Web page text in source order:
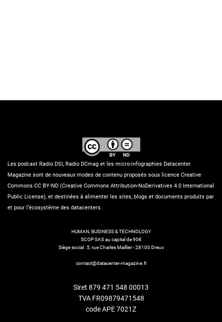
Les podcast Radio DSI, Radio DCmag et les micro-infographies Datacenter
Magazine sont de nouveaux modes de contenu proposés sous licence Creative
Commons CC BY-ND (Creative Commons Attribution-NoDerivatives 4.0 International
Public License), et destinées à alimenter les sites, blogs et documents produits par
et pour l’écosystème des datacenters.
HUMAN, BUSINESS & TECHNOLOGY
SCOP SAS au capital de 90€
Siège social : 5, rue Charles Maillier - 28100 Dreux
contact@datacenter-magazine.fr
Siret 879 471 548 00013
TVA FR09879471548
code APE 7021Z